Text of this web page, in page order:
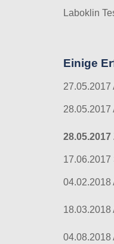
Laboklin
Einige
04.02.2018
04.08.2018